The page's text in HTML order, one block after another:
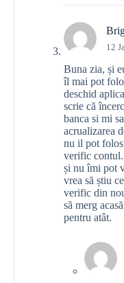
12
Buna zia, și
îl mai pot
deschid
scrie că
banca si mi
acrualizarea
nu il pot
verific contul.
și nu îmi pot
vrea să știu
verific din
să merg
pentru atât.